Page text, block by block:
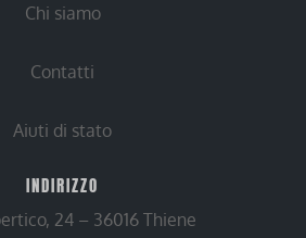
Chi siamo
Contatti
Aiuti di stato
INDIRIZZO
24 – 36016 Thiene